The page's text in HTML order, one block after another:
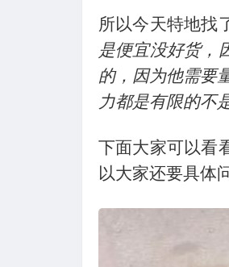
所以今天特地找
是便宜没好货，
的，因为他需要
力都是有限的不
下面大家可以看
以大家还要具体